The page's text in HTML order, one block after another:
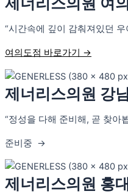
“시간속에 깊이 감춰져있던
여의도점 바로가기 →
제너리스의원 강
“정성을 다해 준비해, 곧 찾아
준비중 →
제너리스의원 홍